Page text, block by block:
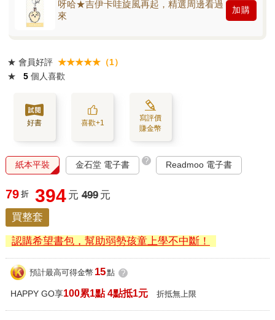
呀哈★吉伊卡哇旋風再起，精選周邊看過
來
加購
★ 會員好評 ★★★★★（1）
★
5 個人喜歡
好書 喜歡+1
寫評價
賺金幣
紙本平裝 金石堂 電子書 ? Readmoo 電子書
79 折 394 元 499 元
買整套
認購希望書包，幫助弱勢孩童上學不中斷！
預計最高可得金幣 15點 ?
HAPPY GO享100累1點 4點抵1元 折抵無上限